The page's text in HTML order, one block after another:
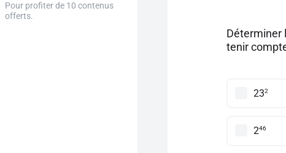
Pour profiter de 10 contenus
offerts.
Déterminer
tenir
232
246